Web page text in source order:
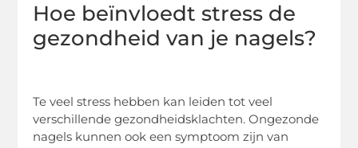
Hoe beïnvloedt stress de
gezondheid van je nagels?
Te veel stress hebben kan leiden tot veel
verschillende gezondheidsklachten. Ongezonde
nagels kunnen ook een symptoom zijn van